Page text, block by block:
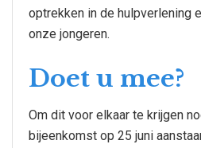
optrekken in de hulpverlening
onze jongeren.
Doet u mee?
Om dit voor elkaar te krijgen
bijeenkomst op 25 juni